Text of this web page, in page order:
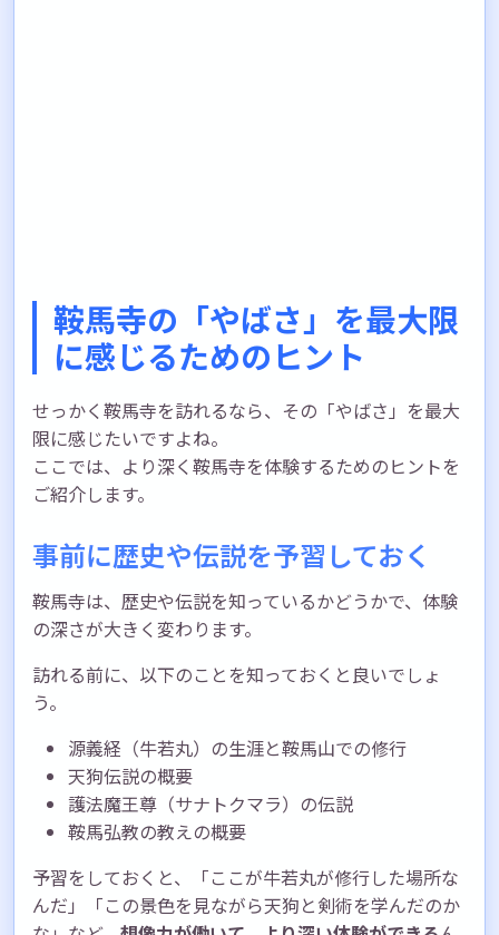
鞍馬寺の「やばさ」を最大限
に感じるためのヒント
せっかく鞍馬寺を訪れるなら、その「やばさ」を最大
限に感じたいですよね。
ここでは、より深く鞍馬寺を体験するためのヒントを
ご紹介します。
事前に歴史や伝説を予習しておく
鞍馬寺は、歴史や伝説を知っているかどうかで、体験
の深さが大きく変わります。
訪れる前に、以下のことを知っておくと良いでしょ
う。
源義経（牛若丸）の生涯と鞍馬山での修行
天狗伝説の概要
護法魔王尊（サナトクマラ）の伝説
鞍馬弘教の教えの概要
予習をしておくと、「ここが牛若丸が修行した場所な
んだ」「この景色を見ながら天狗と剣術を学んだのか